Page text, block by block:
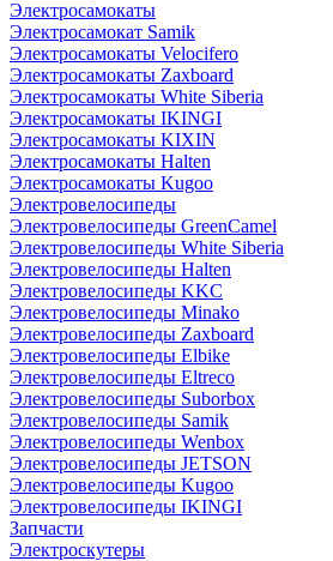
Электросамокаты
Электросамокат Samik
Электросамокаты Velocifero
Электросамокаты Zaxboard
Электросамокаты White Siberia
Электросамокаты IKINGI
Электросамокаты KIXIN
Электросамокаты Halten
Электросамокаты Kugoo
Электровелосипеды
Электровелосипеды GreenCamel
Электровелосипеды White Siberia
Электровелосипеды Halten
Электровелосипеды KKC
Электровелосипеды Minako
Электровелосипеды Zaxboard
Электровелосипеды Elbike
Электровелосипеды Eltreco
Электровелосипеды Suborbox
Электровелосипеды Samik
Электровелосипеды Wenbox
Электровелосипеды JETSON
Электровелосипеды Kugoo
Электровелосипеды IKINGI
Запчасти
Электроскутеры